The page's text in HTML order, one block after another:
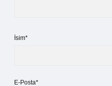
İsim*
E-Posta*